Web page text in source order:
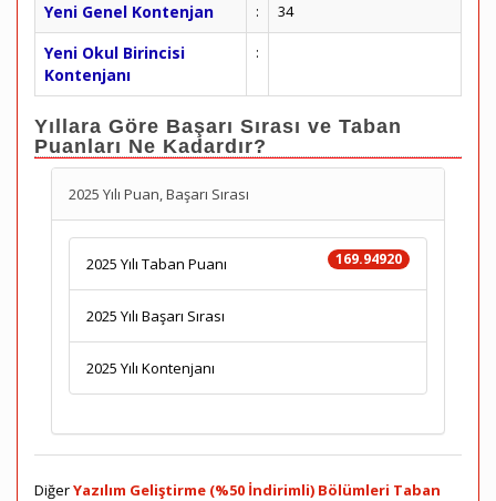
Yeni Genel Kontenjan : 34
Yeni Okul Birincisi
Kontenjanı
:
Yıllara Göre Başarı Sırası ve Taban
Puanları Ne Kadardır?
2025 Yılı Puan, Başarı Sırası
169.94920
2025 Yılı Taban Puanı
2025 Yılı Başarı Sırası
2025 Yılı Kontenjanı
DiğerYazılım Geliştirme (%50 İndirimli) Bölümleri Taban